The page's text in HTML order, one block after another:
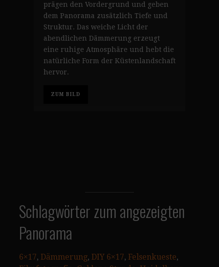
prägen den Vordergrund und geben
dem Panorama zusätzlich Tiefe und
Struktur. Das weiche Licht der
abendlichen Dämmerung erzeugt
eine ruhige Atmosphäre und hebt die
natürliche Form der Küstenlandschaft
hervor.
ZUM BILD
Schlagwörter zum angezeigten
Panorama
6×17, Dämmerung, DIY 6×17, Felsenkueste